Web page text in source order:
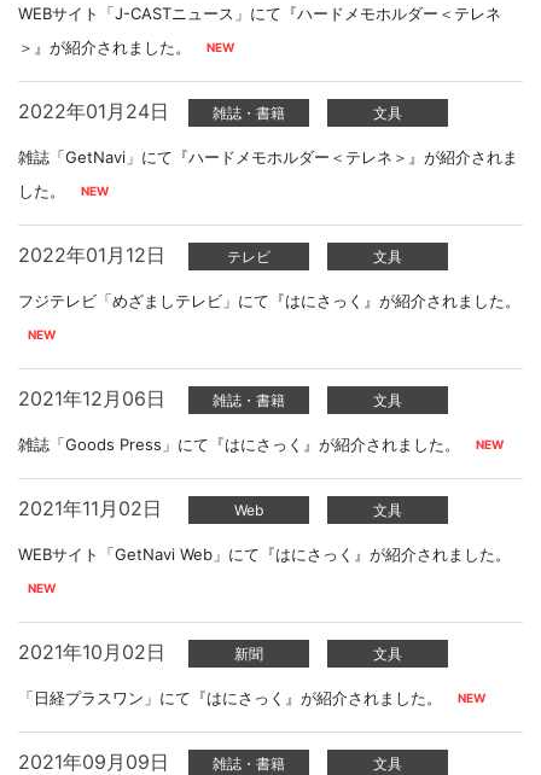
WEBサイト「J-CASTニュース」にて『ハードメモホルダー＜テレネ
＞』が紹介されました。
2022年01月24日 雑誌・書籍 文具
雑誌「GetNavi」にて『ハードメモホルダー＜テレネ＞』が紹介されま
した。
2022年01月12日 テレビ 文具
フジテレビ「めざましテレビ」にて『はにさっく』が紹介されました。
2021年12月06日 雑誌・書籍 文具
雑誌「Goods Press」にて『はにさっく』が紹介されました。
2021年11月02日 Web 文具
WEBサイト「GetNavi Web」にて『はにさっく』が紹介されました。
2021年10月02日 新聞 文具
「日経プラスワン」にて『はにさっく』が紹介されました。
2021年09月09日 雑誌・書籍 文具